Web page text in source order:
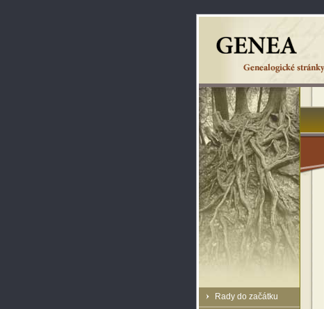
Rady do začátku